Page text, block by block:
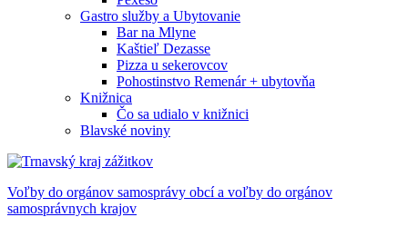
Gastro služby a Ubytovanie
Bar na Mlyne
Kaštieľ Dezasse
Pizza u sekerovcov
Pohostinstvo Remenár + ubytovňa
Knižnica
Čo sa udialo v knižnici
Blavské noviny
Voľby do orgánov samosprávy obcí a voľby do orgánov
samosprávnych krajov